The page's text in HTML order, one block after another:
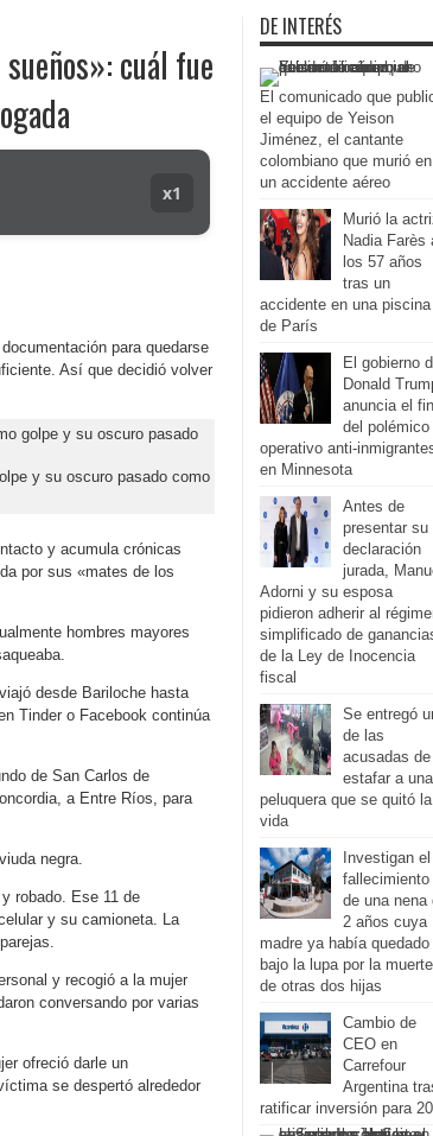
cuál fue
x1
para quedarse
Así que decidió volver
y su oscuro pasado como
y acumula crónicas
por sus «mates de los
hombres mayores
desde Bariloche hasta
Tinder o Facebook continúa
de San Carlos de
a Entre Ríos, para
negra.
robado. Ese 11 de
y su camioneta. La
y recogió a la mujer
conversando por varias
ofreció darle un
se despertó alrededor
DE INTERÉS
El comunicado que
el equipo de Yeison
Jiménez, el cantante
colombiano que murió en
un accidente aéreo
Murió la
Nadia Farès
los 57 años
tras un
accidente en una piscina
de París
El gobierno
Donald
anuncia el fin
del polémico
operativo anti-
en Minnesota
Antes de
presentar su
declaración
jurada,
Adorni y su esposa
pidieron adherir al
simplificado de
de la Ley de Inocencia
fiscal
Se entregó
de las
acusadas de
estafar a una
peluquera que se quitó la
vida
Investigan el
fallecimiento
de una nena
2 años cuya
madre ya había quedado
bajo la lupa por la muerte
de otras dos hijas
Cambio de
CEO en
Carrefour
Argentina
ratificar inversión para